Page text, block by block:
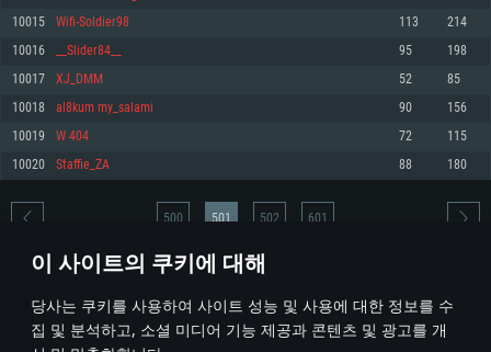
이 사이트의 쿠키에 대해
당사는 쿠키를 사용하여 사이트 성능 및 사용에 대한 정보를 수
집 및 분석하고, 소셜 미디어 기능 제공과 콘텐츠 및 광고를 개
권장 사양
570 혹은 그 이상
여유 저장 공간: 62.2 GB (전체 클라이언트)
권장 사양
네트워크: 브로드밴드 인터넷
여유 저장 공간: 62.2 GB (전체 클라이언트)
여유 저장 공간: 22.1 GB (최소 클라이언트)
권장 사양
운영체제: Ubuntu 20.04 64bit
프로세서: Intel Core i7
메모리: 16 GB
그래픽 카드: Vulkan 을 지원하고, 최신 그래픽 드라이버를 지원하는 NVIDIA
1060 (6개월 미만) 혹은 그와 동급의 성능을 가지며 최신 그래픽 드라이버를
지원하는 AMD RX 570 (6개월 미만; 최소사양 지원 해상도 720p) 이상
여유 저장 공간: 62.2 GB (전체 클라이언트)
10015 Wifi-Soldier98 113 214
10016 __Slider84__ 95 198
10017 XJ_DMM 52 85
10018 al8kum my_salami 90 156
10019 W 404 72 115
10020 Staffie_ZA 88 180
* 순위표는 매일 1회 갱신됩니다
500 501 502 601